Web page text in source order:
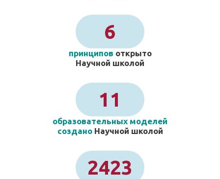
6
принципов открыто
Научной школой
11
образовательных моделей
создано Научной школой
2423